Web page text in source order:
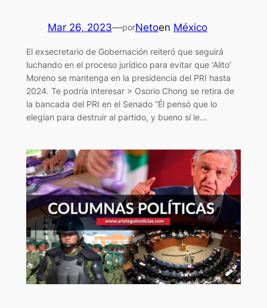
Mar 26, 2023—porNetoen México
El exsecretario de Gobernación reiteró que seguirá
luchando en el proceso jurídico para evitar que ‘Alito’
Moreno se mantenga en la presidencia del PRI hasta
2024. Te podría interesar > Osorio Chong se retira de
la bancada del PRI en el Senado “Él pensó que lo
elegían para destruir al partido, y bueno sí le…